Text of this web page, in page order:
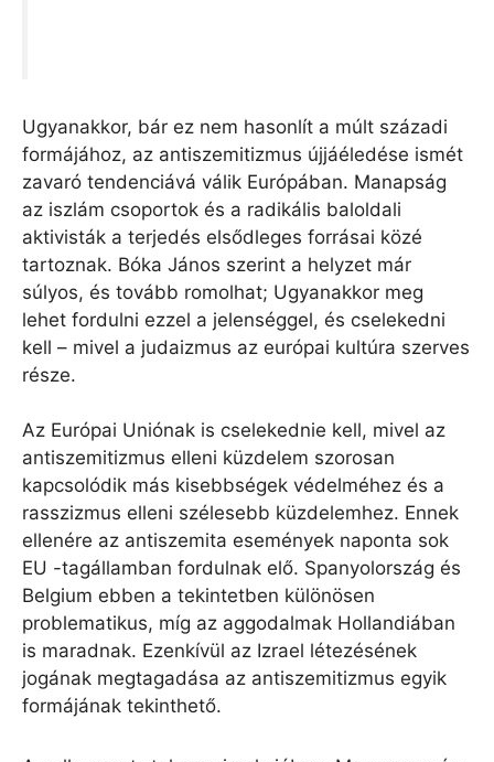
Ugyanakkor, bár ez nem hasonlít a múlt századi
formájához, az antiszemitizmus újjáéledése ismét
zavaró tendenciává válik Európában. Manapság
az iszlám csoportok és a radikális baloldali
aktivisták a terjedés elsődleges forrásai közé
tartoznak. Bóka János szerint a helyzet már
súlyos, és tovább romolhat; Ugyanakkor meg
lehet fordulni ezzel a jelenséggel, és cselekedni
kell – mivel a judaizmus az európai kultúra szerves
része.
Az Európai Uniónak is cselekednie kell, mivel az
antiszemitizmus elleni küzdelem szorosan
kapcsolódik más kisebbségek védelméhez és a
rasszizmus elleni szélesebb küzdelemhez. Ennek
ellenére az antiszemita események naponta sok
EU -tagállamban fordulnak elő. Spanyolország és
Belgium ebben a tekintetben különösen
problematikus, míg az aggodalmak Hollandiában
is maradnak. Ezenkívül az Izrael létezésének
jogának megtagadása az antiszemitizmus egyik
formájának tekinthető.